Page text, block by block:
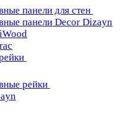
панели для стен
панели Decor Dizayn
рейки